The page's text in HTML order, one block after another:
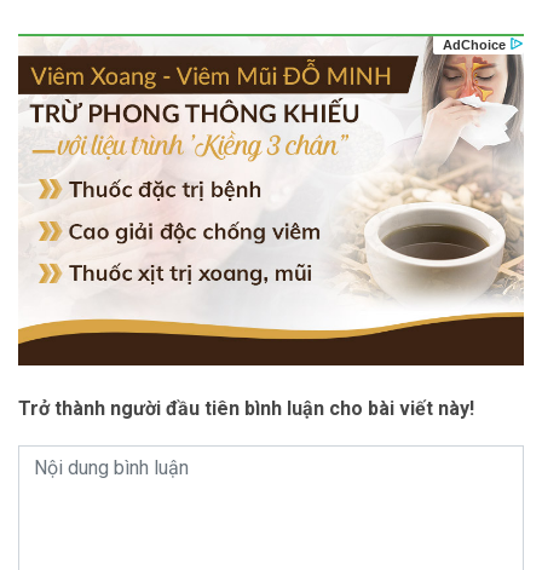
Trở thành người đầu tiên bình luận cho bài viết này!